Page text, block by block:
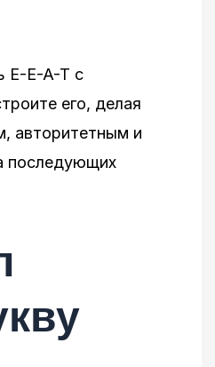
E-E-A-T с
его, делая
авторитетным и
последующих